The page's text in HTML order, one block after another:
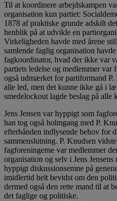
Til at koordinere arbejdskampen
organisation kun partiet:
1878 af praktiske grunde adskilt
henblik på at udvikle en
Virkeligheden havde med årene
samlende faglig organisation
fagkoordinator, hvad der ikke var
partiets ledelse og medlemmer var
også udmærket for partiformand
alle led, men det kunne ikke gå i
smedelockout lagde beslag på alle
Jens Jensen var hyppigt som
han tog også holmgang med P.
efterhånden indlysende behov for
sammenslutning. P. Knudsen
fagforeningerne var medlemmer
organisation og selv i Jens
hyppigt diskussionsemne på
imidlertid helt bevidst om den
dermed også den rette mand til at
det faglige og politiske.